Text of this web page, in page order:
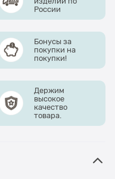
России
Бонусы за
покупки на
покупки!
Держим
высокое
качество
товара.